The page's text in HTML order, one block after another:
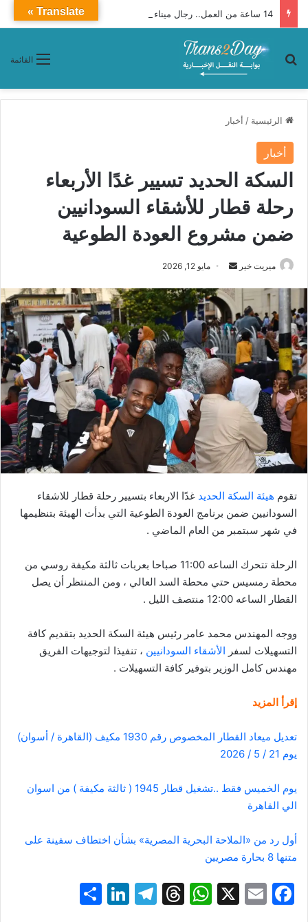
14 ساعة من العمل.. رجال ميناء دمياط ينجحون في تنفيذ مهمة لتعويم وقطر السفينة ENERGOS WINTER
القائمة بحث عن
الرئيسية / أخبار
أخبار
السكة الحديد تسيير غدًا الأربعاء
رحلة قطار للأشقاء السودانيين
ضمن مشروع العودة الطوعية
ميريت خير
س
ب
ر
ي
د
ا
ل
ك
ت
و
ن
مايو 12, 2026
تقوم هيئة السكة الحديد غدًا الاربعاء بتسيير رحلة قطار للاشقاء
السودانيين ضمن برنامج العودة الطوعية التي بدأت الهيئة بتنظيمها
في شهر سبتمبر من العام الماضي .
الرحلة تتحرك الساعه 11:00 صباحا بعربات ثالثة مكيفة روسي من
محطة رمسيس حتي محطة السد العالي ، ومن المنتظر أن يصل
القطار الساعه 12:00 منتصف الليل .
ووجه المهندس محمد عامر رئيس هيئة السكة الحديد بتقديم كافة
التسهيلات لسفر الأشقاء السودانيين ، تنفيذا لتوجيهات الفريق
مهندس كامل الوزير بتوفير كافة التسهيلات .
إقرأ المزيد
تعديل ميعاد القطار المخصوص رقم 1930 مكيف (القاهرة / أسوان)
يوم 21 / 5 / 2026
يوم الخميس فقط ..تشغيل قطار 1945 ( ثالثة مكيفة ) من اسوان
الي القاهرة
أول رد من «الملاحة البحرية المصرية» بشأن اختطاف سفينة على
متنها 8 بحارة مصريين
F
E
X
W
T
T
Li
Translate »